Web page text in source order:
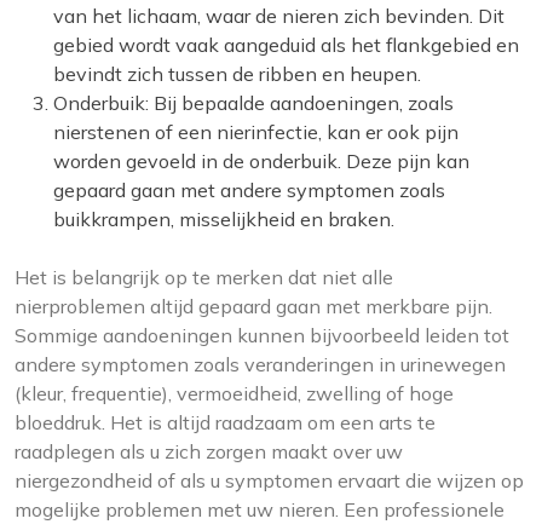
van het lichaam, waar de nieren zich bevinden. Dit
gebied wordt vaak aangeduid als het flankgebied en
bevindt zich tussen de ribben en heupen.
Onderbuik: Bij bepaalde aandoeningen, zoals
nierstenen of een nierinfectie, kan er ook pijn
worden gevoeld in de onderbuik. Deze pijn kan
gepaard gaan met andere symptomen zoals
buikkrampen, misselijkheid en braken.
Het is belangrijk op te merken dat niet alle
nierproblemen altijd gepaard gaan met merkbare pijn.
Sommige aandoeningen kunnen bijvoorbeeld leiden tot
andere symptomen zoals veranderingen in urinewegen
(kleur, frequentie), vermoeidheid, zwelling of hoge
bloeddruk. Het is altijd raadzaam om een arts te
raadplegen als u zich zorgen maakt over uw
niergezondheid of als u symptomen ervaart die wijzen op
mogelijke problemen met uw nieren. Een professionele